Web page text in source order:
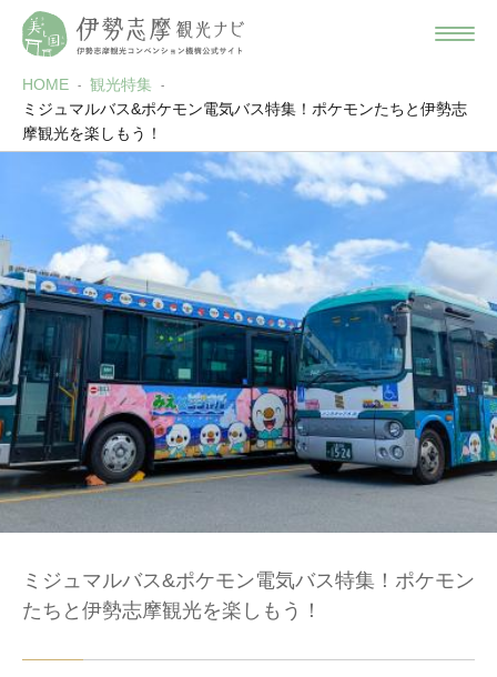
HOME
観光特集
ミジュマルバス&ポケモン電気バス特集！ポケモンたちと伊勢志
摩観光を楽しもう！
ミジュマルバス&ポケモン電気バス特集！ポケモン
たちと伊勢志摩観光を楽しもう！